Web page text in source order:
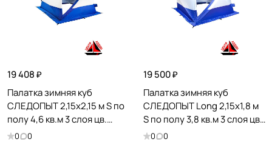
19 408 ₽
Палатка зимняя куб
СЛЕДОПЫТ 2,15х2,15 м S по
полу 4,6 кв.м 3 слоя цв.
синий/белый
0 0
19 500 ₽
Палатка зимняя куб
СЛЕДОПЫТ Long 2,15х1,8 м
S по полу 3,8 кв.м 3 слоя цв.
синий/белый
0 0